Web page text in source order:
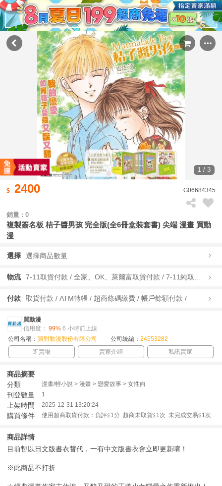
1 / 3
2400 G06684345
銷量 : 0
複製簽名板 桔子醬男孩 完全版(全6冊盒裝套書) 尖端 漫畫 買動
漫
選擇 選擇商品數量
物流
付款 取貨付款 / ATM轉帳 / 超商條碼繳費 / 帳戶餘額付款 /
買動漫
信用度： 99% 6 小時前上線
公司名稱： 買對動漫股份有限公司 公司統編： 24553282
逛賣場
賣家介紹 私訊賣家
商品摘要
分類
漫畫/輕小說 > 漫畫 > 戀愛故事 > 女性向
刊登數量 1
上架時間 2025-12-31 13:20:24
購買條件 使用超商取貨付款：負評≦1分 超商未取貨≦1次 未完成交易≦1次
商品詳情
目前暫以日文版書衣替代，一有中文版書衣會立即更新唷！
※此商品不打折